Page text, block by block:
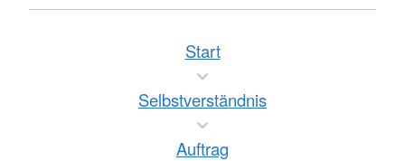
Start
Selbstverständnis
Auftrag